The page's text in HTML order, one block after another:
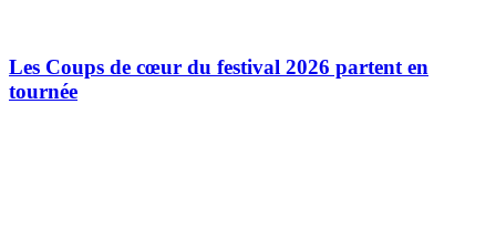
Les Coups de cœur du festival 2026 partent en
tournée